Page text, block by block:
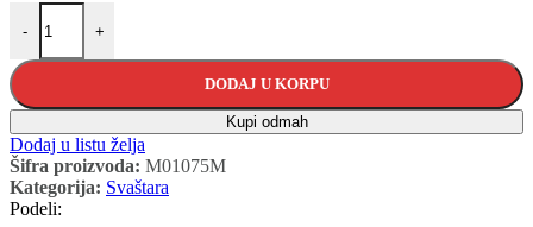
-
Elegantna kutija za nakit količina
+
DODAJ U KORPU
Kupi odmah
Dodaj u listu želja
Šifra proizvoda: M01075M
Kategorija: Svaštara
Podeli: